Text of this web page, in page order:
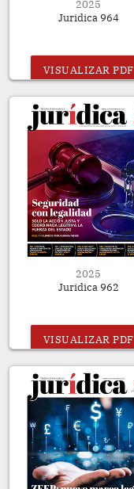
2025
Juridica 964
VISUALIZAR PDF
2025
Juridica 962
VISUALIZAR PDF